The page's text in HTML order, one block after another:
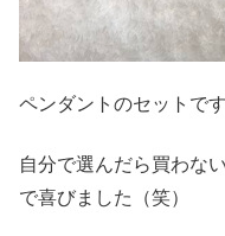
ペンダントのセットで
自分で選んだら買わな
で喜びました（笑）